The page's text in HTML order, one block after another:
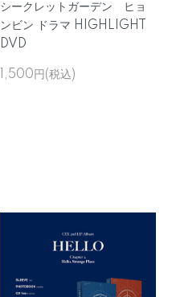
シークレットガーデン ヒョ
ンビン ドラマ HIGHLIGHT
DVD
1,500円(税込)